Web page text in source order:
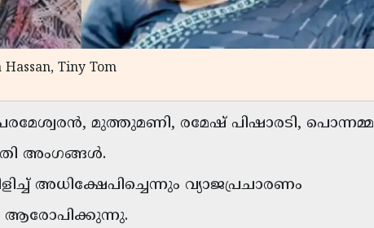
Tiny Tom
മുത്തുമണി, രമേഷ് പിഷാരടി, പൊന്നമ്മ
അംഗങ്ങൾ.
അധിക്ഷേപിച്ചെന്നും വ്യാജപ്രചാരണം
ആരോപിക്കുന്നു.